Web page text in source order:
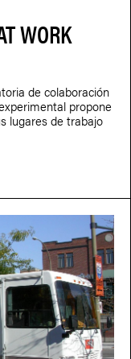
WORK
de colaboración
propone
lugares de trabajo